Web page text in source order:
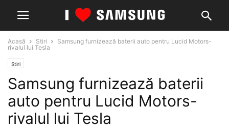
Acasă Stiri
Samsung furnizează baterii auto pentru Lucid Motors-
rivalul lui Tesla
Stiri
Samsung furnizează baterii
auto pentru Lucid Motors-
rivalul lui Tesla